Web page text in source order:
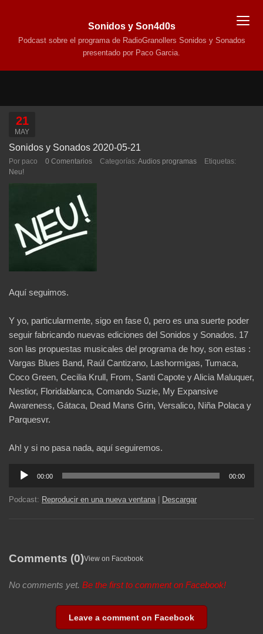
Sonidos y Son4d0s
Podcast sobre el programa de RadioGranollers Sonidos y Sonados
presentado por Paco Garcia.
21
MAY
Sonidos y Sonados 2020-05-21
Por paco 0 Comentarios Categorías: Audios programas
Etiquetas:
Neu!
Aquí seguimos.
Y yo, particularmente, sigo en fase 0, pero es una suerte poder
seguir fabricando nuevas ediciones del Sonidos y Sonados. 17
son las propuestas musicales del programa de hoy, son estas :
Vargas Blues Band, Raúl Cantizano, Lashormigas, Tumaca,
Coco Green, Cecilia Krull, From, Santi Capote y Alicia Maluquer,
Nestior, Floridablanca, Comando Suzie, My Expansive
Awareness, Gátaca, Dead Mans Grin, Versalico, Niña Polaca y
Parquesvr.
Ah! y si no pasa nada, aquí seguiremos.
Reproductor
audio
00:00 00:00
Podcast: Reproducir en una nueva ventana | Descargar
Comments (0)View on Facebook
No comments yet. Be the first to comment on Facebook!
Leave a comment on Facebook